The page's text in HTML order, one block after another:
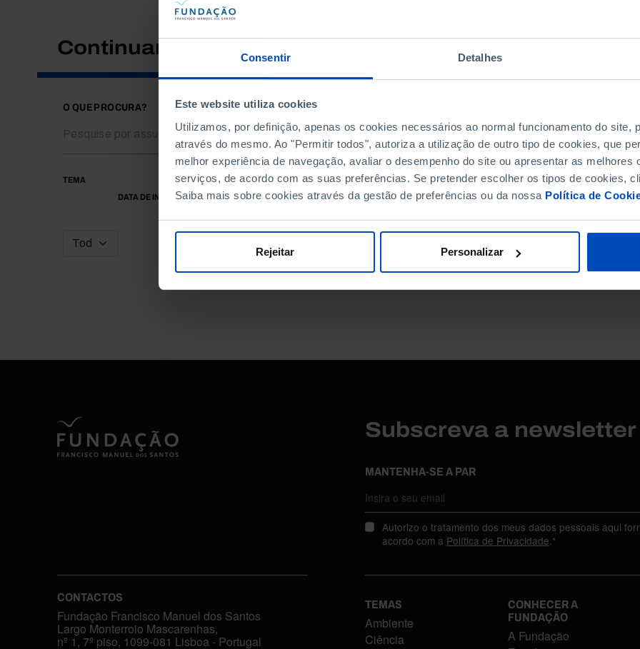
Consentir Detalhes
Este website utiliza cookies
Utilizamos, por definição, apenas os cookies necessários ao normal funcionamento do site,
através do mesmo. Ao "Permitir todos", autoriza a utilização de outro tipo de cookies, que
melhor experiência de navegação, avaliar o desempenho do site ou apresentar as melhores
serviços, de acordo com as suas preferências. Se pretender escolher os tipos de cookies,
Saiba mais sobre cookies através da gestão de preferências ou da nossa Política de
Rejeitar Personalizar
Continuar a pesquisar
O QUE PROCURA?
TEMA
DATA DE INÍCIO
DATA DE FIM
Subscreva a
MANTENHA-SE A PAR
Autorizo o tratamento dos meus dados pessoais aqui
acordo com a Política de Privacidade.*
CONTACTOS
Fundação Francisco Manuel dos Santos
Largo Monterroio Mascarenhas,
nº 1, 7º piso, 1099-081 Lisboa - Portugal
TEMAS
Ambiente
Ciência
CONHECER A
FUNDAÇÃO
A Fundação